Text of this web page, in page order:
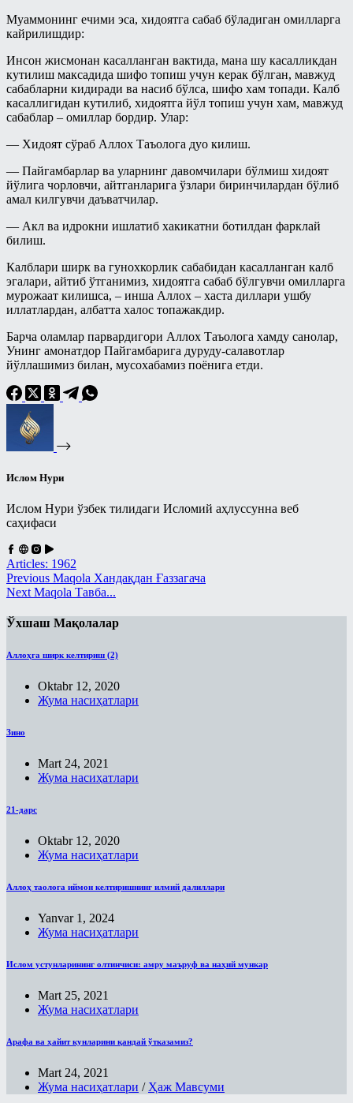
Муаммонинг ечими эса, хидоятга сабаб бўладиган омилларга
кайрилишдир:
Инсон жисмонан касалланган вактида, мана шу касалликдан
кутилиш максадида шифо топиш учун керак бўлган, мавжуд
сабабларни кидиради ва насиб бўлса, шифо хам топади. Калб
касаллигидан кутилиб, хидоятга йўл топиш учун хам, мавжуд
сабаблар – омиллар бордир. Улар:
— Хидоят сўраб Аллох Таъолога дуо килиш.
— Пайгамбарлар ва уларнинг давомчилари бўлмиш хидоят
йўлига чорловчи, айтганларига ўзлари биринчилардан бўлиб
амал килгувчи даъватчилар.
— Акл ва идрокни ишлатиб хакикатни ботилдан фарклай
билиш.
Калблари ширк ва гунохкорлик сабабидан касалланган калб
эгалари, айтиб ўтганимиз, хидоятга сабаб бўлгувчи омилларга
мурожаат килишса, – инша Аллох – хаста диллари ушбу
иллатлардан, албатта халос топажакдир.
Барча оламлар парвардигори Аллох Таъолога хамду санолар,
Унинг амонатдор Пайгамбарига дуруду-салавотлар
йўллашимиз билан, мусохабамиз поёнига етди.
Ислом Нури
Ислом Нури ўзбек тилидаги Исломий аҳлуссунна веб
саҳифаси
Articles: 1962
Previous Maqola Хандақдан Ғаззагача
Next Maqola Тавба...
Ўхшаш Мақолалар
Аллоҳга ширк келтириш (2)
Oktabr 12, 2020
Жума насиҳатлари
Зино
Mart 24, 2021
Жума насиҳатлари
21-дарс
Oktabr 12, 2020
Жума насиҳатлари
Аллоҳ таолога иймон келтиришнинг илмий далиллари
Yanvar 1, 2024
Жума насиҳатлари
Ислом устунларининг олтинчиси: амру маъруф ва наҳий мункар
Mart 25, 2021
Жума насиҳатлари
Арафа ва ҳайит кунларини қандай ўтказамиз?
Mart 24, 2021
Жума насиҳатлари / Ҳаж Мавсуми